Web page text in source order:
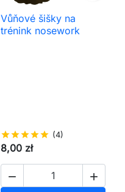
Vůňové šišky na
trénink nosework
starstarstarstarstar (4)
8,00 zł
 